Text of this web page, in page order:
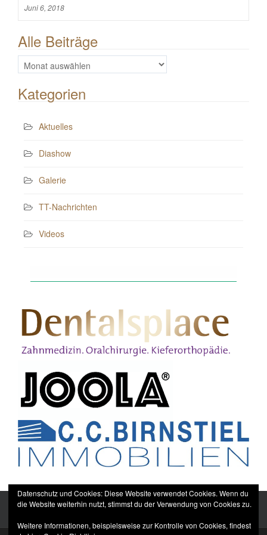
Juni 6, 2018
Alle Beiträge
Alle
Beiträge
Kategorien
Aktuelles
Diashow
Galerie
TT-Nachrichten
Videos
Datenschutz und Cookies: Diese Website verwendet Cookies. Wenn du
die Website weiterhin nutzt, stimmst du der Verwendung von Cookies zu.
Weitere Informationen, beispielsweise zur Kontrolle von Cookies, findest